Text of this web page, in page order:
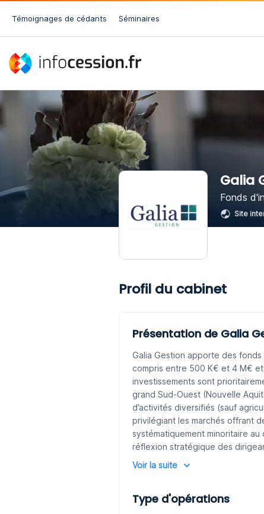
Témoignages de cédants Séminaires
Galia
Fonds
Site
Profil du cabinet
Présentation de Galia
Galia Gestion apporte des
compris entre 500 K€ et 4 M€
investissements sont
grand Sud-Ouest (Nouvelle
d’activités diversifiés (sauf
privilégiant les marchés offrant
systématiquement minoritaire
réflexion stratégique des
que leurs réseaux.
Voir la suite
Type d'opérations